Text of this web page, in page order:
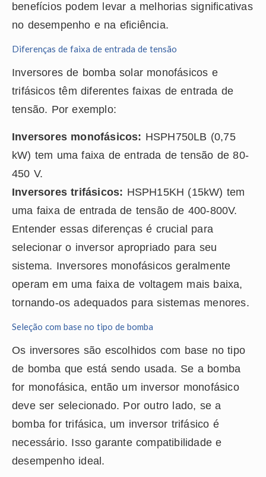
benefícios podem levar a melhorias significativas
no desempenho e na eficiência.
Diferenças de faixa de entrada de tensão
Inversores de bomba solar monofásicos e
trifásicos têm diferentes faixas de entrada de
tensão. Por exemplo:
Inversores monofásicos: HSPH750LB (0,75
kW) tem uma faixa de entrada de tensão de 80-
450 V.
Inversores trifásicos: HSPH15KH (15kW) tem
uma faixa de entrada de tensão de 400-800V.
Entender essas diferenças é crucial para
selecionar o inversor apropriado para seu
sistema. Inversores monofásicos geralmente
operam em uma faixa de voltagem mais baixa,
tornando-os adequados para sistemas menores.
Seleção com base no tipo de bomba
Os inversores são escolhidos com base no tipo
de bomba que está sendo usada. Se a bomba
for monofásica, então um inversor monofásico
deve ser selecionado. Por outro lado, se a
bomba for trifásica, um inversor trifásico é
necessário. Isso garante compatibilidade e
desempenho ideal.